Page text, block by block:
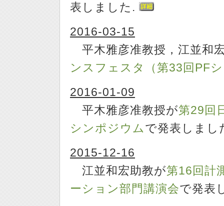
表しました.
2016-03-15
平木雅彦准教授，江並和
ンスフェスタ（第33回PF
2016-01-09
平木雅彦准教授が第29回
シンポジウムで発表しま
2015-12-16
江並和宏助教が第16回計
ーション部門講演会で発表